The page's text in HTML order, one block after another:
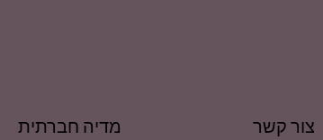
צור קשר מדיה חברתית